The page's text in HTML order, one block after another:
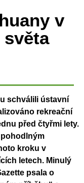
v
schválili ústavní
rekreační
před čtyřmi lety.
kroku v
letech. Minulý
psala o